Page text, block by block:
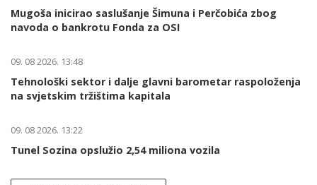
Mugoša inicirao saslušanje Šimuna i Perčobića zbog
navoda o bankrotu Fonda za OSI
09. 08 2026. 13:48
Tehnološki sektor i dalje glavni barometar raspoloženja
na svjetskim tržištima kapitala
09. 08 2026. 13:22
Tunel Sozina opslužio 2,54 miliona vozila